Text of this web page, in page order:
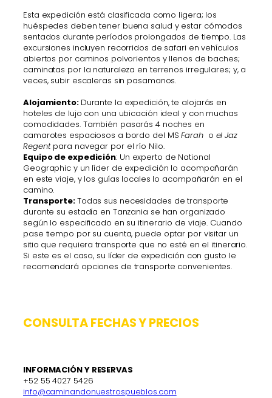
Esta expedición está clasificada como ligera; los
huéspedes deben tener buena salud y estar cómodos
sentados durante períodos prolongados de tiempo. Las
excursiones incluyen recorridos de safari en vehículos
abiertos por caminos polvorientos y llenos de baches;
caminatas por la naturaleza en terrenos irregulares; y, a
veces, subir escaleras sin pasamanos.
Alojamiento: Durante la expedición, te alojarás en
hoteles de lujo con una ubicación ideal y con muchas
comodidades. También pasarás 4 noches en
camarotes espaciosos a bordo del MSFaraho el Jaz
Regentpara navegar por el río Nilo.
Equipo de expedición: Un experto de National
Geographic y un líder de expedición lo acompañarán
en este viaje, y los guías locales lo acompañarán en el
camino.
Transporte:Todas sus necesidades de transporte
durante su estadía en Tanzania se han organizado
según lo especificado en su itinerario de viaje. Cuando
pase tiempo por su cuenta, puede optar por visitar un
sitio que requiera transporte que no esté en el itinerario.
Si este es el caso, su líder de expedición con gusto le
recomendará opciones de transporte convenientes.
CONSULTA FECHAS Y PRECIOS
INFORMACIÓN Y RESERVAS
+52 55 4027 5426
info@caminandonuestrospueblos.com